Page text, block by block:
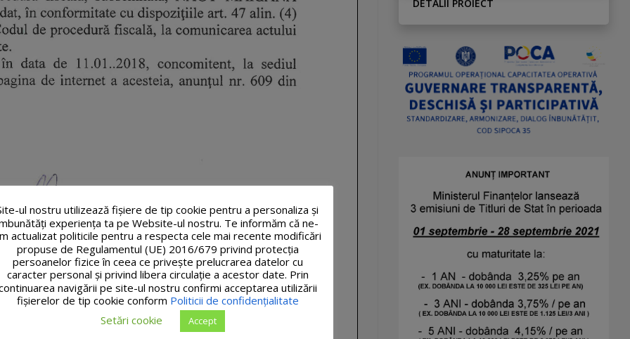
DETALII PROIECT
ul nostru utilizează fişiere de tip cookie pentru a personaliza și
experiența ta pe Website-ul nostru. Te informăm că ne-
actualizat politicile pentru a respecta cele mai recente modificări
propuse de Regulamentul (UE) 2016/679 privind protecția
persoanelor fizice în ceea ce privește prelucrarea datelor cu
caracter personal și privind libera circulație a acestor date. Prin
navigării pe site-ul nostru confirmi acceptarea utilizării
fişierelor de tip cookie conform Politicii de confidențialitate
Setări cookie
Accept